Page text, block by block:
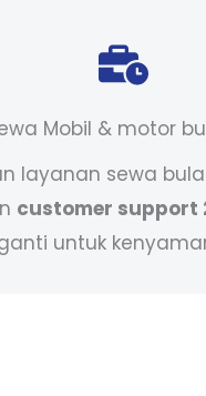
Mobil & motor
layanan sewa
customer support
untuk